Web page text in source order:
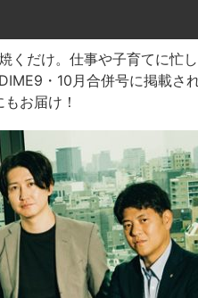
くだけ。仕事や子育てに忙
・10月合併号に掲載さ
お届け！